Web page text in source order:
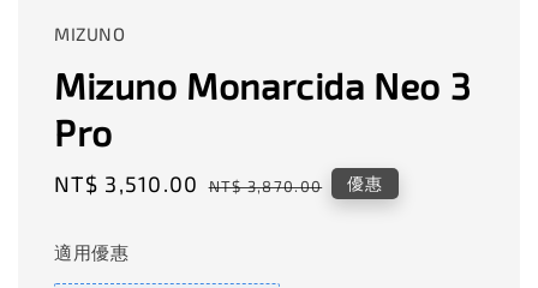
MIZUNO
Mizuno Monarcida Neo 3
Pro
Sale
NT$ 3,510.00 Regular
NT$ 3,870.00 優惠
適用優惠